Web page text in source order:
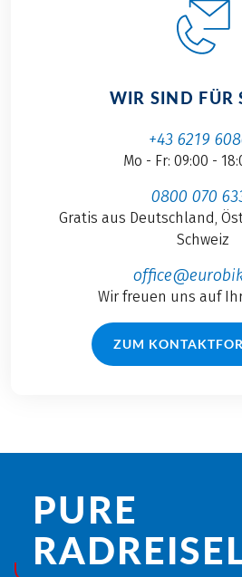
WIR SIND FÜR
+43 6219
Mo - Fr: 09:00 -
0800 070
Gratis aus Deutschland,
Schweiz
Wir freuen uns auf
ZUM
PURE